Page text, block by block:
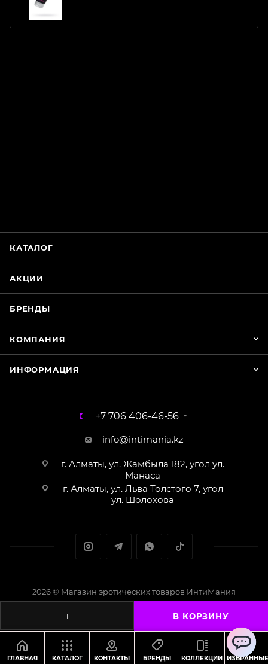
В КОРЗИНУ
КАТАЛОГ
АКЦИИ
БРЕНДЫ
КОМПАНИЯ
ИНФОРМАЦИЯ
+7 706 406-46-56
info@intimania.kz
г. Алматы, ул. Жамбыла 182, угол ул.
Манаса
г. Алматы, ул. Льва Толстого 7, угол
ул. Шолохова
2026 © Магазин эротических товаров ИнтиМания
Создание сайта - Кайрат Алматов
ГЛАВНАЯ КАТАЛОГ КОНТАКТЫ БРЕНДЫ КОЛЛЕКЦИИ ИЗБРАННЫЕ
WhatsApp
ChatApp